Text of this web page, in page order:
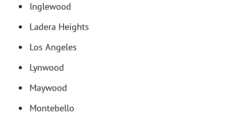
Inglewood
Ladera Heights
Los Angeles
Lynwood
Maywood
Montebello